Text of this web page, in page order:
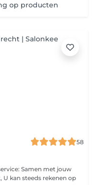
op producten
58
U kan steeds rekenen op